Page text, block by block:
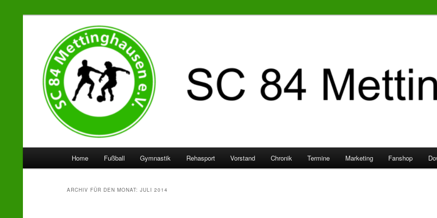
SC 84 Mettinghausen
Zum
Zum
Home Fußball Gymnastik Rehasport Vorstand Chronik Termine Marketing Fanshop
ARCHIV FÜR DEN MONAT:JULI 2014